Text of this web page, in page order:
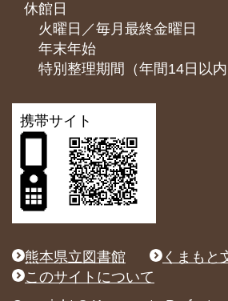
休館日
火曜日／毎月最終金曜日
年末年始
特別整理期間（年間14日以内
携帯サイト
熊本県立図書館
くまもと
このサイトについて